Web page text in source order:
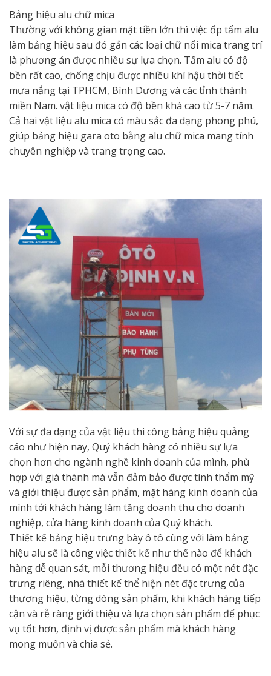
Bảng hiệu alu chữ mica
Thường với không gian mặt tiền lớn thì việc ốp tấm alu
làm bảng hiệu sau đó gắn các loại chữ nổi mica trang trí
là phương án được nhiều sự lựa chọn. Tấm alu có độ
bền rất cao, chống chịu được nhiều khí hậu thời tiết
mưa nắng tại TPHCM, Bình Dương và các tỉnh thành
miền Nam. vật liệu mica có độ bền khá cao từ 5-7 năm.
Cả hai vật liệu alu mica có màu sắc đa dạng phong phú,
giúp bảng hiệu gara oto bằng alu chữ mica mang tính
chuyên nghiệp và trang trọng cao.
Với sự đa dạng của vật liệu thi công bảng hiệu quảng
cáo như hiện nay, Quý khách hàng có nhiều sự lựa
chọn hơn cho ngành nghề kinh doanh của mình, phù
hợp với giá thành mà vẫn đảm bảo được tính thẩm mỹ
và giới thiệu được sản phẩm, mặt hàng kinh doanh của
mình tới khách hàng làm tăng doanh thu cho doanh
nghiệp, cửa hàng kinh doanh của Quý khách.
Thiết kế bảng hiệu trưng bày ô tô cùng với làm bảng
hiệu alu sẽ là công việc thiết kế như thế nào để khách
hàng dễ quan sát, mỗi thương hiệu đều có một nét đặc
trưng riêng, nhà thiết kế thể hiện nét đặc trưng của
thương hiệu, từng dòng sản phẩm, khi khách hàng tiếp
cận và rễ ràng giới thiệu và lựa chọn sản phẩm để phục
vụ tốt hơn, định vị được sản phẩm mà khách hàng
mong muốn và chia sẻ.